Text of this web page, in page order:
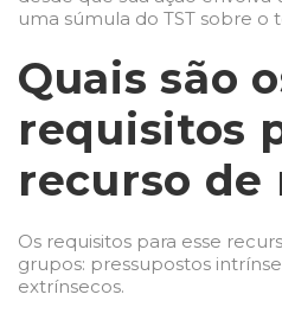
uma súmula do TST sobre o
Quais são
requisitos
recurso de
Os requisitos para esse
grupos: pressupostos
extrínsecos.